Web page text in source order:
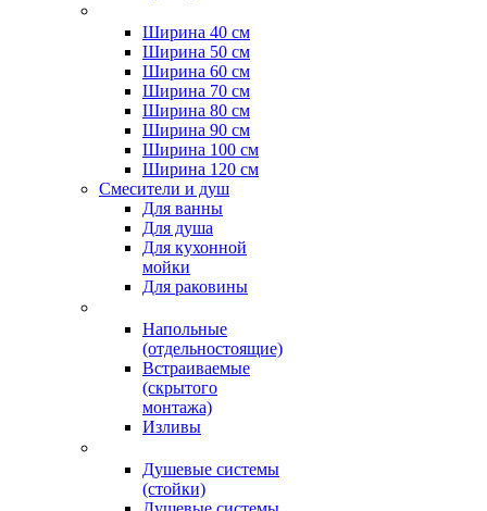
Ширина 40 см
Ширина 50 см
Ширина 60 см
Ширина 70 см
Ширина 80 см
Ширина 90 см
Ширина 100 см
Ширина 120 см
Смесители и душ
Для ванны
Для душа
Для кухонной
мойки
Для раковины
Напольные
(отдельностоящие)
Встраиваемые
(скрытого
монтажа)
Изливы
Душевые системы
(стойки)